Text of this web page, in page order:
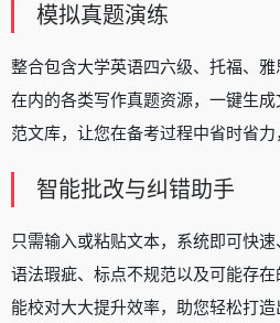
模拟真题演练
整合包含大学英语四六级、托福、
在内的各类写作真题资源，一键生
范文库，让您在备考过程中省时省力
智能批改与纠错助手
只需输入或粘贴文本，系统即可快速
语法瑕疵、标点不规范以及可能存
能校对大大提升效率，助您轻松打造